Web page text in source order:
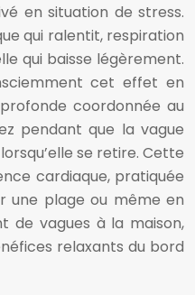
en situation de stress.
qui ralentit, respiration
qui baisse légèrement.
cet effet en
coordonnée au
pendant que la vague
se retire. Cette
cardiaque, pratiquée
une plage ou même en
de vagues à la maison,
relaxants du bord